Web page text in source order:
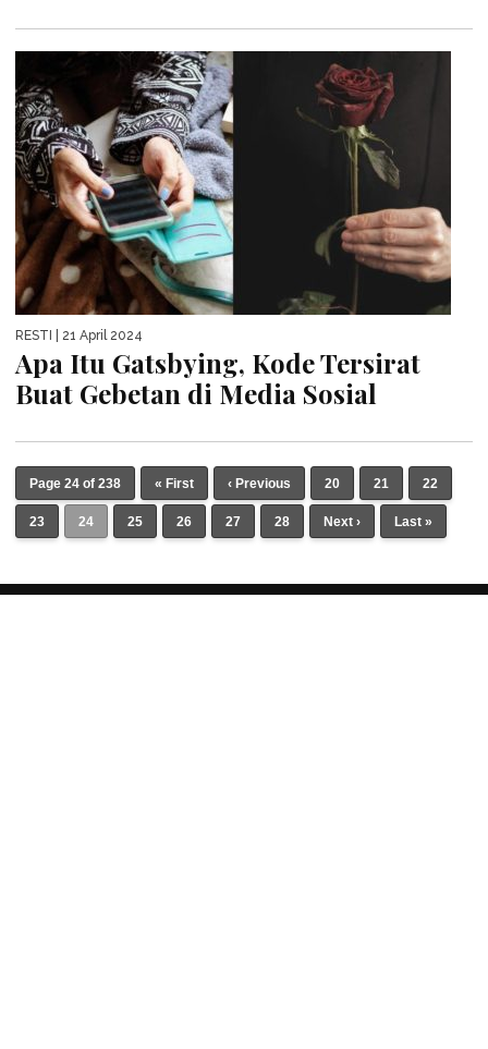
RESTI | 21 April 2024
Apa Itu Gatsbying, Kode Tersirat
Buat Gebetan di Media Sosial
Page 24 of 238 « First ‹ Previous 20 21 22
23 24 25 26 27 28 Next › Last »